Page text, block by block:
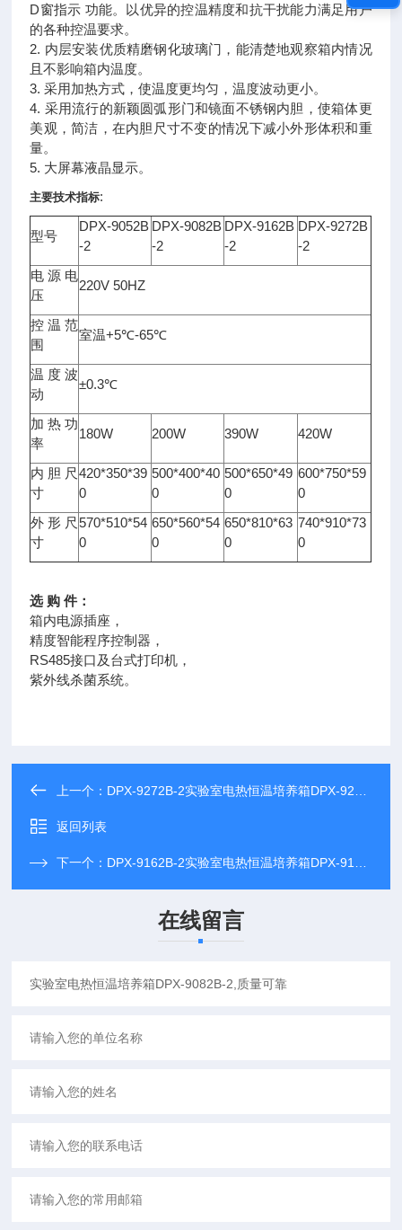
D窗指示 功能。以优异的控温精度和抗干扰能力满足用户
的各种控温要求。
2. 内层安装优质精磨钢化玻璃门，能清楚地观察箱内情况
且不影响箱内温度。
3. 采用加热方式，使温度更均匀，温度波动更小。
4. 采用流行的新颖圆弧形门和镜面不锈钢内胆，使箱体更
美观，简洁，在内胆尺寸不变的情况下减小外形体积和重
量。
5. 大屏幕液晶显示。
主要技术指标:
型号
DPX-9052B
-2
DPX-9082B
-2
DPX-9162B
-2
DPX-9272B
-2
电源电
压
220V 50HZ
控温范
围
室温+5℃-65℃
温度波
动
±0.3℃
加热功
率
180W 200W 390W 420W
内胆尺
寸
420*350*39
0
500*400*40
0
500*650*49
0
600*750*59
0
外形尺
寸
570*510*54
0
650*560*54
0
650*810*63
0
740*910*73
0
选 购 件：
箱内电源插座，
精度智能程序控制器，
RS485接口及台式打印机，
紫外线杀菌系统。
上一个： DPX-9272B-2实验室电热恒温培养箱DPX-9272B-2,质量可靠
返回列表
下一个： DPX-9162B-2实验室电热恒温培养箱DPX-9162B-2,质量可靠
在线留言